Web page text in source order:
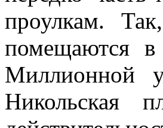
проулкам.
помещаются
Миллионной
Никольская